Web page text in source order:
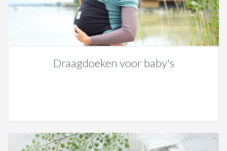
Draagdoeken voor baby's